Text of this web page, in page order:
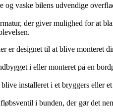
vaske bilens udvendige
der giver mulighed for at
er designet til at blive
i eller monteret på en
installeret i et bryggers
i bunden, der gør det